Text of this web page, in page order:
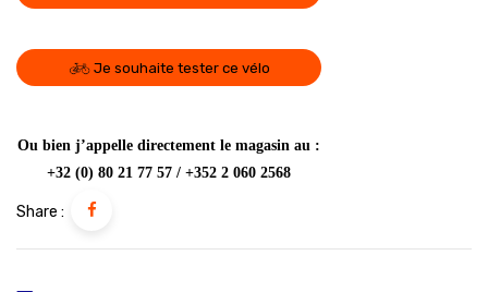
Je souhaite tester ce vélo
Ou bien j’appelle directement le magasin au :
+32 (0) 80 21 77 57 / +352 2 060 2568
Share :